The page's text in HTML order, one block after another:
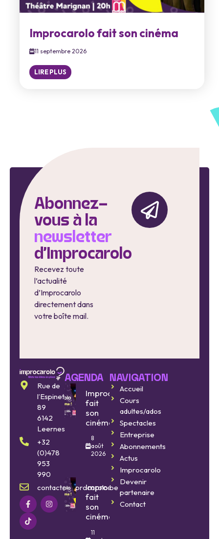
Improcarolo fait son cinéma
11 septembre 2026
LIRE PLUS
Abonnez-
vous à la
newsletter
d'Improcarolo
Recevez toute
l’actualité
d’Improcarolo
directement dans
votre boîte mail.
Rue de
l’Espinette
89
6142
Leernes
+32
(0)478
953
990
contact@improcarolo.be
AGENDA
Improcarolo
fait
son
cinéma
8
août
2026
Improcarolo
fait
son
cinéma
11
NAVIGATION
Accueil
Cours
adultes/ados
Spectacles
Entreprise
Abonnements
Actus
Improcarolo
Devenir
partenaire
Contact